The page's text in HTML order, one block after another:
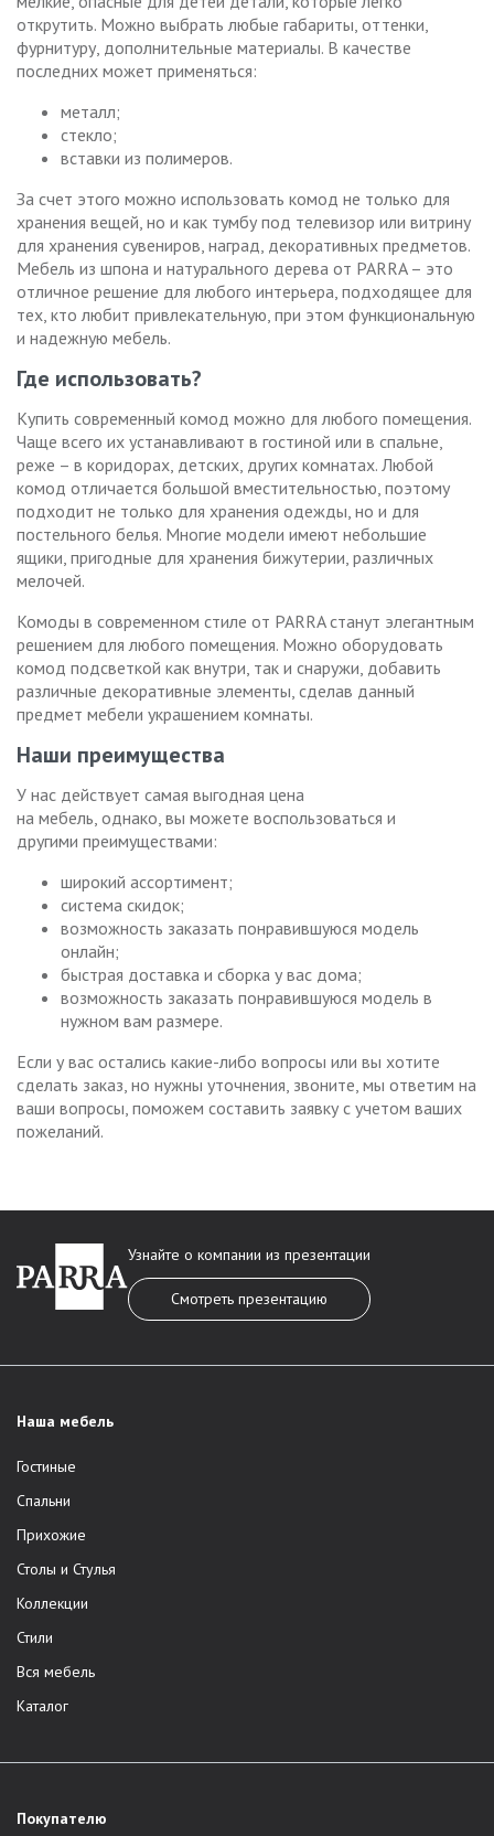
открутить. Можно выбрать любые габариты, оттенки,
фурнитуру, дополнительные материалы. В качестве
последних может применяться:
металл;
стекло;
вставки из полимеров.
За счет этого можно использовать комод не только для
хранения вещей, но и как тумбу под телевизор или витрину
для хранения сувениров, наград, декоративных предметов.
Мебель из шпона и натурального дерева от PARRA – это
отличное решение для любого интерьера, подходящее для
тех, кто любит привлекательную, при этом функциональную
и надежную мебель.
Где использовать?
Купить современный комод можно для любого помещения.
Чаще всего их устанавливают в гостиной или в спальне,
реже – в коридорах, детских, других комнатах. Любой
комод отличается большой вместительностью, поэтому
подходит не только для хранения одежды, но и для
постельного белья. Многие модели имеют небольшие
ящики, пригодные для хранения бижутерии, различных
мелочей.
Комоды в современном стиле от PARRA станут элегантным
решением для любого помещения. Можно оборудовать
комод подсветкой как внутри, так и снаружи, добавить
различные декоративные элементы, сделав данный
предмет мебели украшением комнаты.
Наши преимущества
У нас действует самая выгодная цена
на мебель, однако, вы можете воспользоваться и
другими преимуществами:
широкий ассортимент;
система скидок;
возможность заказать понравившуюся модель
онлайн;
быстрая доставка и сборка у вас дома;
возможность заказать понравившуюся модель в
нужном вам размере.
Если у вас остались какие-либо вопросы или вы хотите
сделать заказ, но нужны уточнения, звоните, мы ответим на
ваши вопросы, поможем составить заявку с учетом ваших
пожеланий.
Наша мебель
Гостиные
Спальни
Прихожие
Столы и Стулья
Коллекции
Стили
Вся мебель
Каталог
Покупателю
Узнайте о компании из презентации
Смотреть презентацию